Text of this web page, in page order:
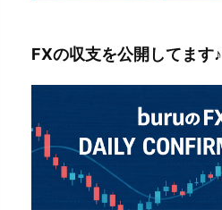
FXの収支を公開してます♪